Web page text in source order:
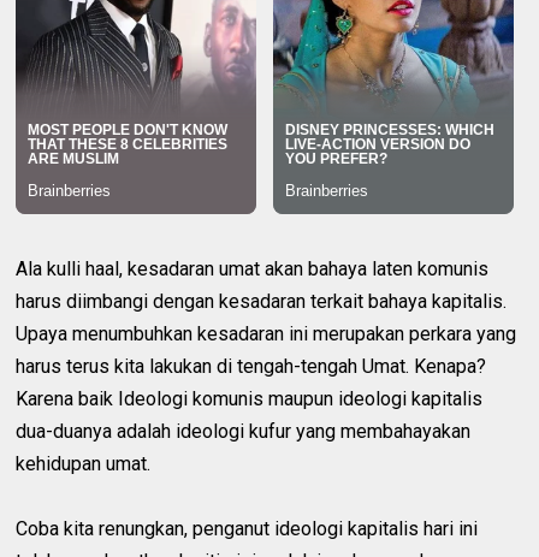
Ala kulli haal, kesadaran umat akan bahaya laten komunis
harus diimbangi dengan kesadaran terkait bahaya kapitalis.
Upaya menumbuhkan kesadaran ini merupakan perkara yang
harus terus kita lakukan di tengah-tengah Umat. Kenapa?
Karena baik Ideologi komunis maupun ideologi kapitalis
dua-duanya adalah ideologi kufur yang membahayakan
kehidupan umat.
Coba kita renungkan, penganut ideologi kapitalis hari ini